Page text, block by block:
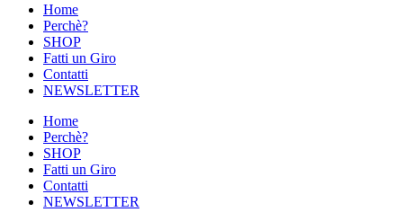
Home
Perchè?
SHOP
Fatti un Giro
Contatti
NEWSLETTER
Home
Perchè?
SHOP
Fatti un Giro
Contatti
NEWSLETTER